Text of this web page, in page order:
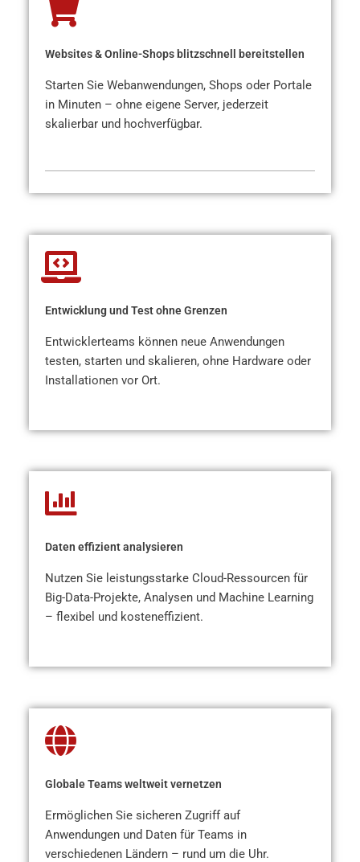
Websites & Online-Shops blitzschnell bereitstellen
Starten Sie Webanwendungen, Shops oder Portale
in Minuten – ohne eigene Server, jederzeit
skalierbar und hochverfügbar.
Entwicklung und Test ohne Grenzen
Entwicklerteams können neue Anwendungen
testen, starten und skalieren, ohne Hardware oder
Installationen vor Ort.
Daten effizient analysieren
Nutzen Sie leistungsstarke Cloud-Ressourcen für
Big-Data-Projekte, Analysen und Machine Learning
– flexibel und kosteneffizient.
Globale Teams weltweit vernetzen
Ermöglichen Sie sicheren Zugriff auf
Anwendungen und Daten für Teams in
verschiedenen Ländern – rund um die Uhr.